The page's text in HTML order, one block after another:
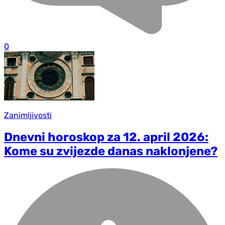
0
Zanimljivosti
Dnevni horoskop za 12. april 2026:
Kome su zvijezde danas naklonjene?